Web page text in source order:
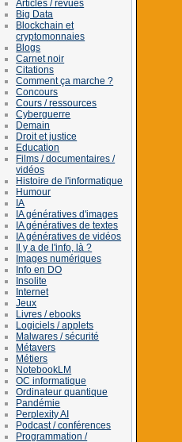
Articles / revues
Big Data
Blockchain et
cryptomonnaies
Blogs
Carnet noir
Citations
Comment ça marche ?
Concours
Cours / ressources
Cyberguerre
Demain
Droit et justice
Education
Films / documentaires /
vidéos
Histoire de l'informatique
Humour
IA
IA génératives d'images
IA génératives de textes
IA génératives de vidéos
Il y a de l'info, là ?
Images numériques
Info en DO
Insolite
Internet
Jeux
Livres / ebooks
Logiciels / applets
Malwares / sécurité
Métavers
Métiers
NotebookLM
OC informatique
Ordinateur quantique
Pandémie
Perplexity AI
Podcast / conférences
Programmation /